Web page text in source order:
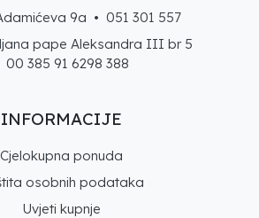
INFORMACIJE
Cjelokupna ponuda
osobnih podataka
Uvjeti kupnje
9a • 051 301 557
pape Aleksandra III br 5
00 385 91 6298 388